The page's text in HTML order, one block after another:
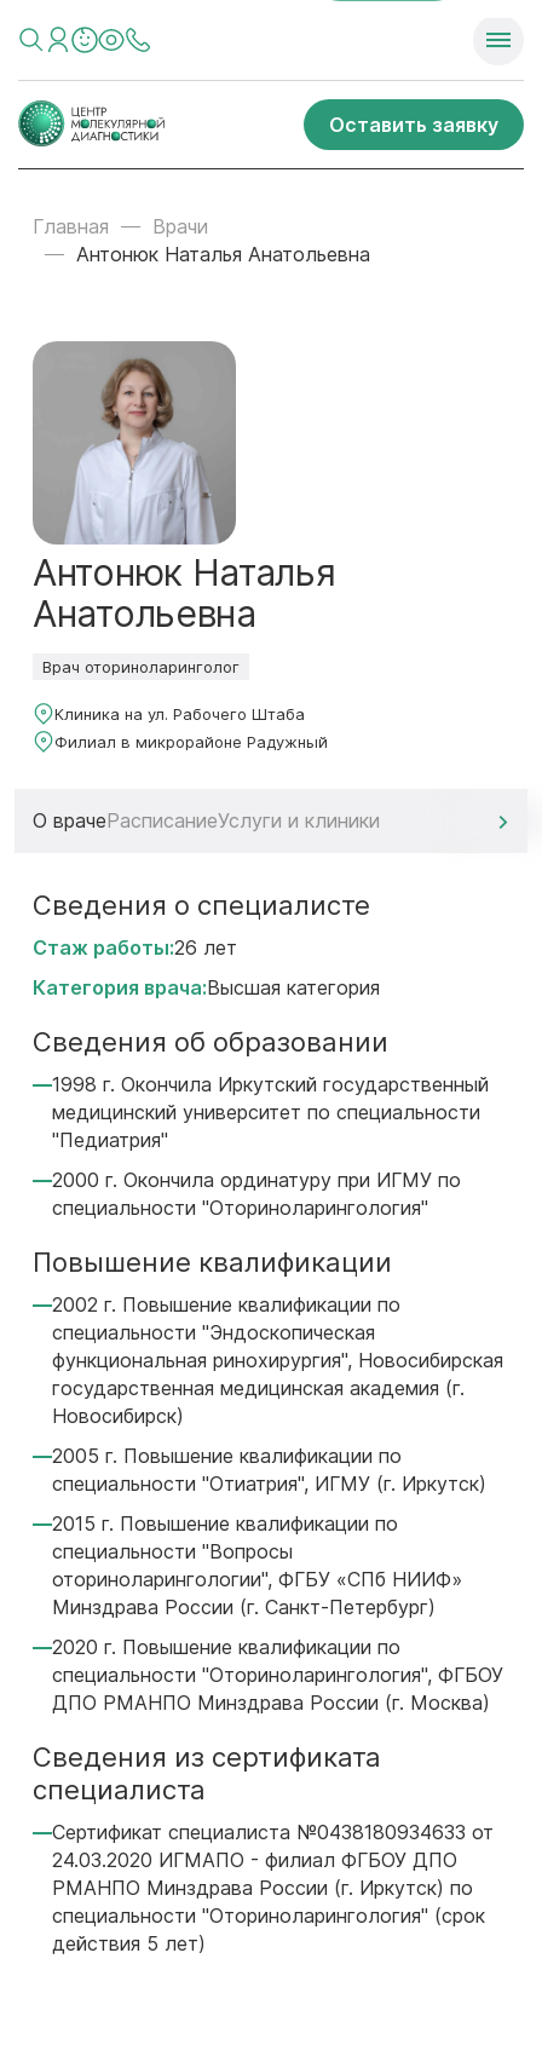
Оставить заявку
Главная
Врачи
Антонюк Наталья Анатольевна
Антонюк Наталья
Анатольевна
Врач оториноларинголог
Клиника на ул. Рабочего Штаба
Филиал в микрорайоне Радужный
О врачеРасписаниеУслуги и клиники
Сведения о специалисте
Стаж работы:26 лет
Категория врача:Высшая категория
Сведения об образовании
1998 г. Окончила Иркутский государственный
медицинский университет по специальности
"Педиатрия"
2000 г. Окончила ординатуру при ИГМУ по
специальности "Оториноларингология"
Повышение квалификации
2002 г. Повышение квалификации по
специальности "Эндоскопическая
функциональная ринохирургия", Новосибирская
государственная медицинская академия (г.
Новосибирск)
2005 г. Повышение квалификации по
специальности "Отиатрия", ИГМУ (г. Иркутск)
2015 г. Повышение квалификации по
специальности "Вопросы
оториноларингологии", ФГБУ «СПб НИИФ»
Минздрава России (г. Санкт-Петербург)
2020 г. Повышение квалификации по
специальности "Оториноларингология", ФГБОУ
ДПО РМАНПО Минздрава России (г. Москва)
Сведения из сертификата
специалиста
Сертификат специалиста №0438180934633 от
24.03.2020 ИГМАПО - филиал ФГБОУ ДПО
РМАНПО Минздрава России (г. Иркутск) по
специальности "Оториноларингология" (срок
действия 5 лет)